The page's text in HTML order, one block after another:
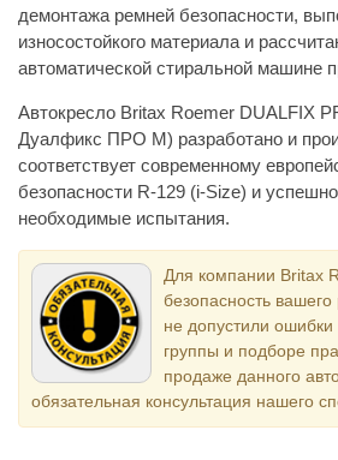
демонтажа ремней безопасности,
износостойкого материала и
автоматической стиральной машине
Автокресло Britax Roemer DUALFIX
Дуалфикс ПРО М) разработано и
соответствует современному
безопасности R-129 (i-Size) и
необходимые испытания.
Для компании Britax
безопасность
не допустили
группы и подборе
продаже данного
обязательная консультация нашего